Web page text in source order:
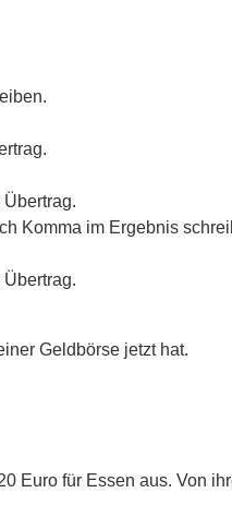
Komma im Ergebnis
Geldbörse jetzt hat.
Euro für Essen aus. Von